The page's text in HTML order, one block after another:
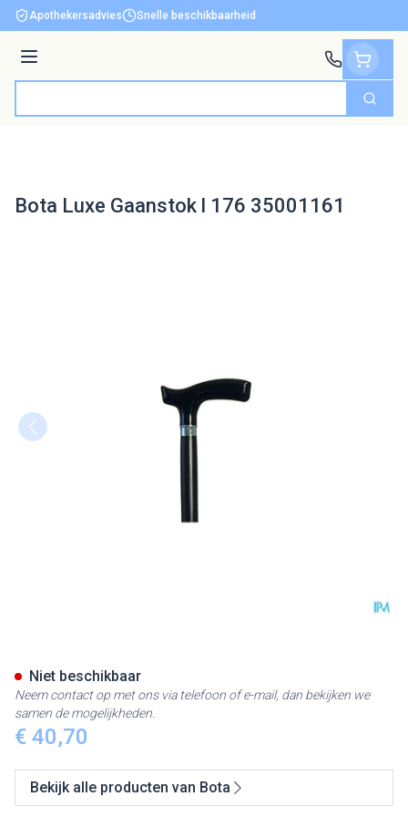
Ga naar de inhoud
Apothekersadvies Snelle beschikbaarheid
Menu
Zoek
Bota Luxe Gaanstok l 176 35001161
€ 40,70
Niet beschikbaar
Neem contact op met ons via telefoon of e-mail, dan bekijken we
samen de mogelijkheden.
Bekijk alle producten van Bota